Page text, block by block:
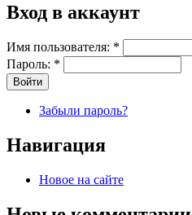
Вход в аккаунт
Имя пользователя: *
Пароль: *
Забыли пароль?
Навигация
Новое на сайте